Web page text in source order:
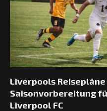
Liverpools
Saisonvorbereitung
Liverpool FC